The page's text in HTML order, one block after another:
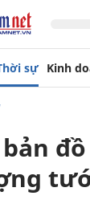
sự Kinh
bản